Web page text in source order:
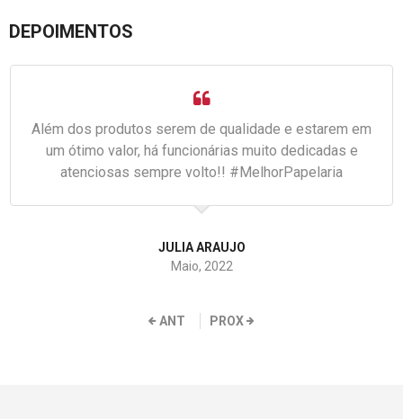
DEPOIMENTOS
Além dos produtos serem de qualidade e estarem em
um ótimo valor, há funcionárias muito dedicadas e
atenciosas sempre volto!! #MelhorPapelaria
JULIA ARAUJO
Maio, 2022
ANT PROX